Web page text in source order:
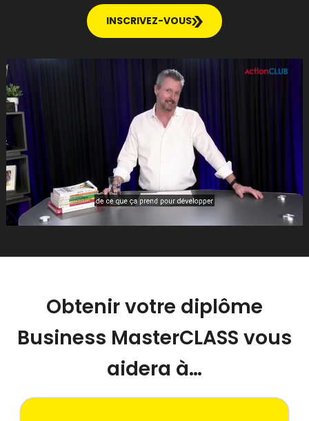
INSCRIVEZ-VOUS
Obtenir votre diplôme
Business MasterCLASS vous
aidera à…